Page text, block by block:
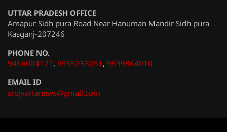
UTTAR PRADESH OFFICE
Amapur Sidh pura Road Near Hanuman Mandir Sidh pura
Kasganj-207246
PHONE NO.
9456004121 , 9555253051 , 9899864010
EMAIL ID
srojvartanews@gmail.com